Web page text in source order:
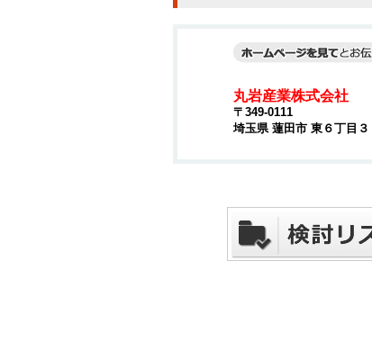
丸岩産業株式会社
〒349-0111
埼玉県 蓮田市 東６丁目３